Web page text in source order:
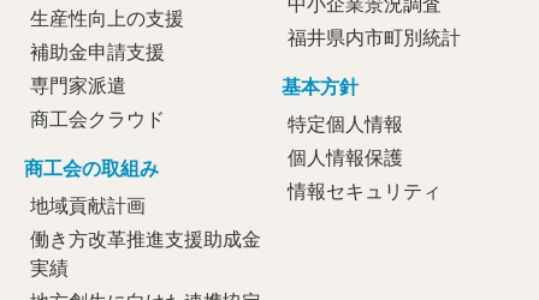
生産性向上の支援
補助金申請支援
専門家派遣
商工会クラウド
商工会の取組み
地域貢献計画
働き方改革推進支援助成金
実績
中小企業景況調査
福井県内市町別統計
基本方針
特定個人情報
個人情報保護
情報セキュリティ